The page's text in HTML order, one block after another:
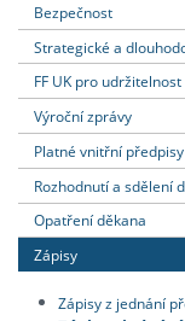
Bezpečnost
Strategické a
FF UK pro udržitelnost
Výroční zprávy
Platné vnitřní předpisy
Rozhodnutí a sdělení
Opatření děkana
Zápisy
Zápisy z jednání